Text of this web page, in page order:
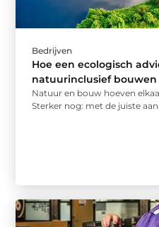
Bedrijven
Hoe een ecologisch
natuurinclusief bouwen
Natuur en bouw hoeven
Sterker nog: met de juiste